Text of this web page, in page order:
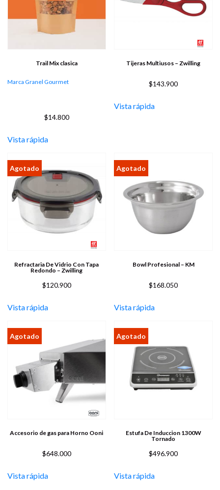
Trail Mix clasica
Marca Granel Gourmet
$14.800
Vista rápida
Tijeras Multiusos – Zwilling
$143.900
Vista rápida
Refractaria De Vidrio Con Tapa
Redondo – Zwilling
$120.900
Vista rápida
Bowl Profesional – KM
$168.050
Vista rápida
Accesorio de gas para Horno Ooni
$648.000
Vista rápida
Estufa De Induccion 1300W
Tornado
$496.900
Vista rápida